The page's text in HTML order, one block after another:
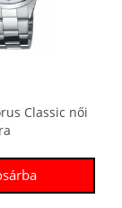
Classic női